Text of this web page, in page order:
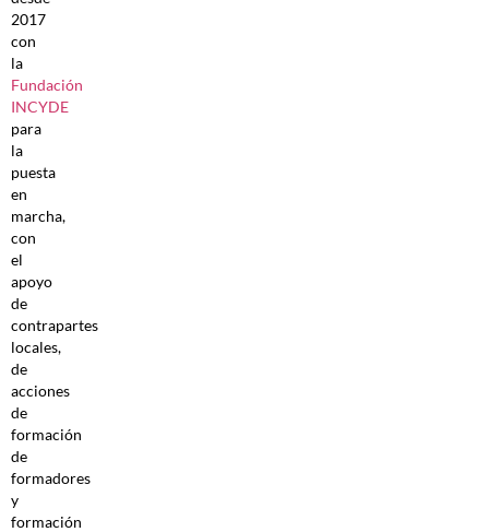
2017
con
la
Fundación
INCYDE
para
la
puesta
en
marcha,
con
el
apoyo
de
contrapartes
locales,
de
acciones
de
formación
de
formadores
y
formación